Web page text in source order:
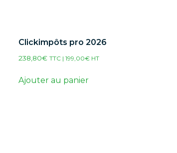
Clickimpôts pro 2026
238,80€ TTC | 199,00€HT
Ajouter au panier